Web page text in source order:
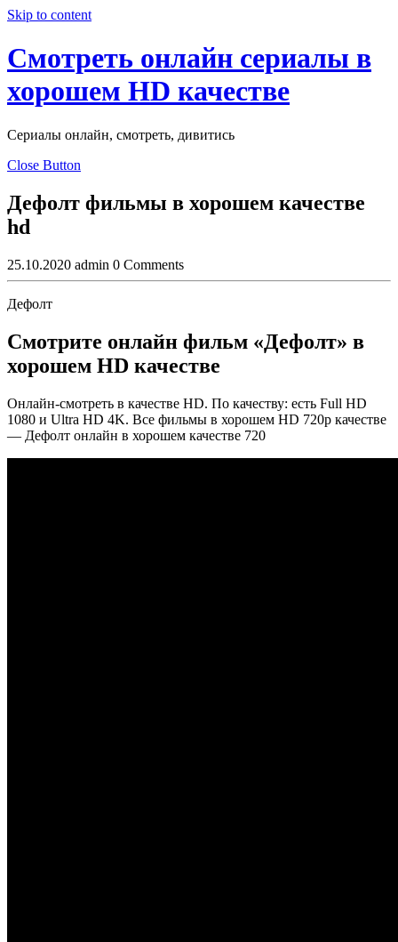
Skip to content
Смотреть онлайн сериалы в
хорошем HD качестве
Сериалы онлайн, смотреть, дивитись
Close Button
Дефолт фильмы в хорошем качестве
hd
25.10.2020 admin 0 Comments
Дефолт
Смотрите онлайн фильм «Дефолт» в
хорошем HD качестве
Онлайн-смотреть в качестве HD. По качеству: есть Full HD
1080 и Ultra HD 4K. Все фильмы в хорошем HD 720p качестве
— Дефолт онлайн в хорошем качестве 720